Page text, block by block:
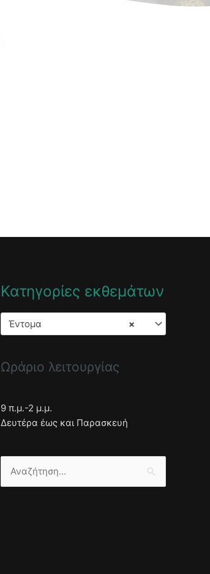
Κατηγορίες εκθεμάτων
×
Έντομα
Ωράριο λειτουργίας
9 π.μ.-2 μ.μ.
Δευτέρα έως και Παρασκευή
Αναζήτηση
για: